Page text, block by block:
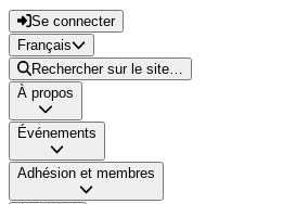
Se connecter
Français
Rechercher sur le site…
À propos
Événements
Adhésion et membres